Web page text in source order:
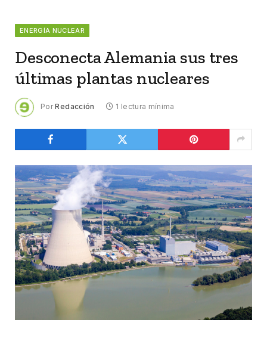
ENERGÍA NUCLEAR
Desconecta Alemania sus tres
últimas plantas nucleares
Por Redacción 1 lectura mínima